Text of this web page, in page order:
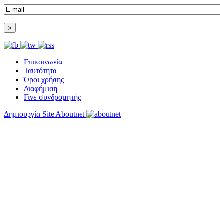
Επικοινωνία
Ταυτότητα
Όροι χρήσης
Διαφήμιση
Γίνε συνδρομητής
Δημιουργία Site Aboutnet